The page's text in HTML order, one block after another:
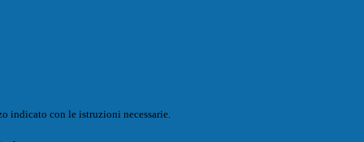
indicato con le istruzioni necessarie.